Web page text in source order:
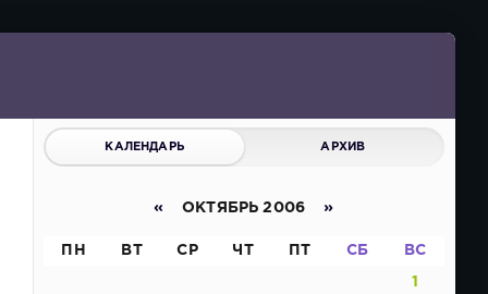
КАЛЕНДАРЬ АРХИВ
« ОКТЯБРЬ 2006 »
ПН ВТ СР ЧТ ПТ СБ ВС
1